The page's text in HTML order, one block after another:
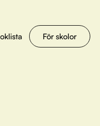
För skolor